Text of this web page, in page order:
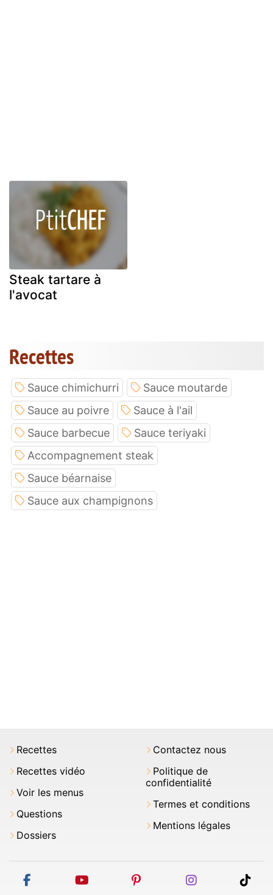
Steak tartare à
l'avocat
Recettes
Sauce chimichurri
Sauce moutarde
Sauce au poivre
Sauce à l'ail
Sauce barbecue
Sauce teriyaki
Accompagnement steak
Sauce béarnaise
Sauce aux champignons
Recettes
Recettes vidéo
Voir les menus
Questions
Dossiers
Contactez nous
Politique de
confidentialité
Termes et conditions
Mentions légales
facebook youtube pinterest instagram